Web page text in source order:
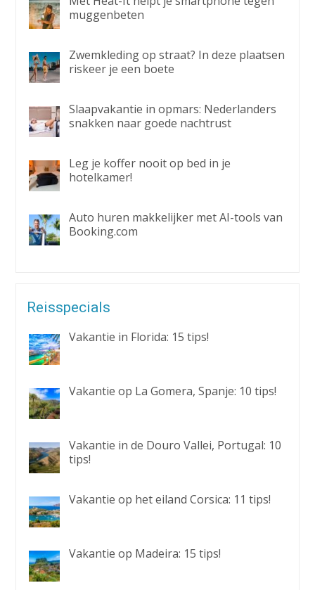
muggenbeten
Zwemkleding op straat? In deze plaatsen
riskeer je een boete
Slaapvakantie in opmars: Nederlanders
snakken naar goede nachtrust
Leg je koffer nooit op bed in je
hotelkamer!
Auto huren makkelijker met AI-tools van
Booking.com
Reisspecials
Vakantie in Florida: 15 tips!
Vakantie op La Gomera, Spanje: 10 tips!
Vakantie in de Douro Vallei, Portugal: 10
tips!
Vakantie op het eiland Corsica: 11 tips!
Vakantie op Madeira: 15 tips!